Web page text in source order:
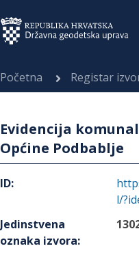
Početna Registar
Evidencija
Općine Podbablje
ID:
l/
Jedinstvena
oznaka izvora: